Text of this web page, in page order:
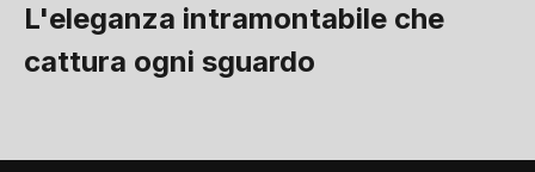
L'eleganza intramontabile che
cattura ogni sguardo